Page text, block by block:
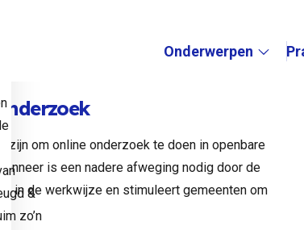
Onderwerpen
de vragenlijst
van gemeenten op 26 oktober
zijn om online onderzoek te doen in openbare
is een nadere afweging nodig door de
in de werkwijze en stimuleert gemeenten om
&
zo’n